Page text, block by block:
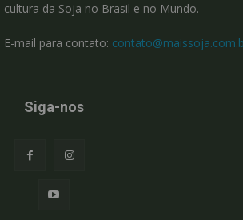
cultura da Soja no Brasil e no Mundo.
E-mail para contato:
Siga-nos